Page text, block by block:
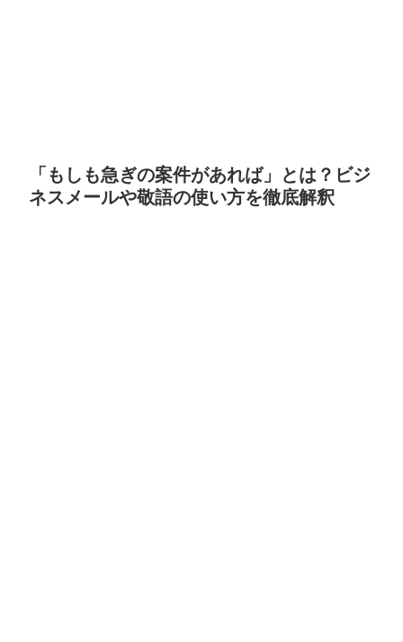
「もしも急ぎの案件があれば」とは？ビジ
ネスメールや敬語の使い方を徹底解釈